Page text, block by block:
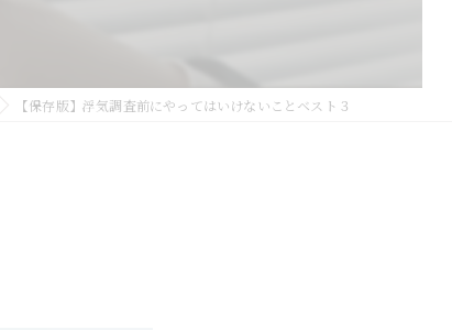
【保存版】浮気調査前にやってはいけないことベスト３